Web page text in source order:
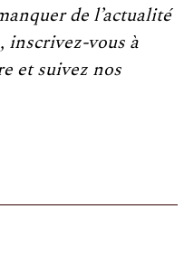
de l’actualité
inscrivez-vous à
et suivez nos